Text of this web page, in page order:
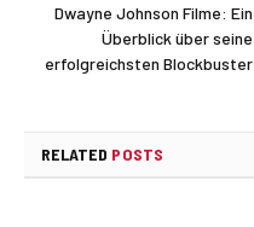
Dwayne Johnson Filme: Ein
Überblick über seine
erfolgreichsten Blockbuster
RELATED POSTS